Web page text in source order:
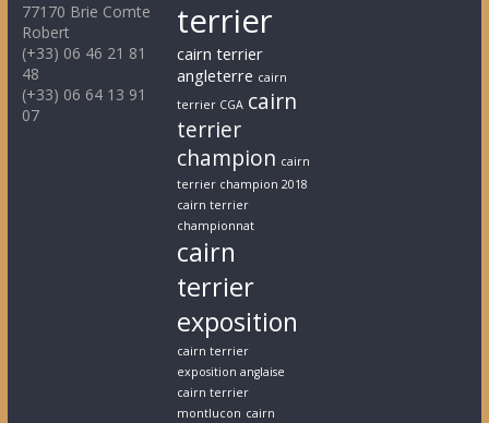
77170 Brie Comte
Robert
(+33) 06 46 21 81
48
(+33) 06 64 13 91
07
terrier
cairn terrier
angleterre cairn
terrier CGA cairn
terrier
champion cairn
terrier champion 2018
cairn terrier
championnat
cairn
terrier
exposition
cairn terrier
exposition anglaise
cairn terrier
montlucon cairn